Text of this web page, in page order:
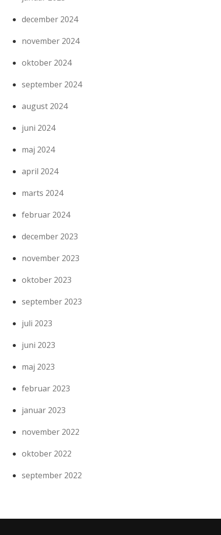
december 2024
november 2024
oktober 2024
september 2024
august 2024
juni 2024
maj 2024
april 2024
marts 2024
februar 2024
december 2023
november 2023
oktober 2023
september 2023
juli 2023
juni 2023
maj 2023
februar 2023
januar 2023
november 2022
oktober 2022
september 2022